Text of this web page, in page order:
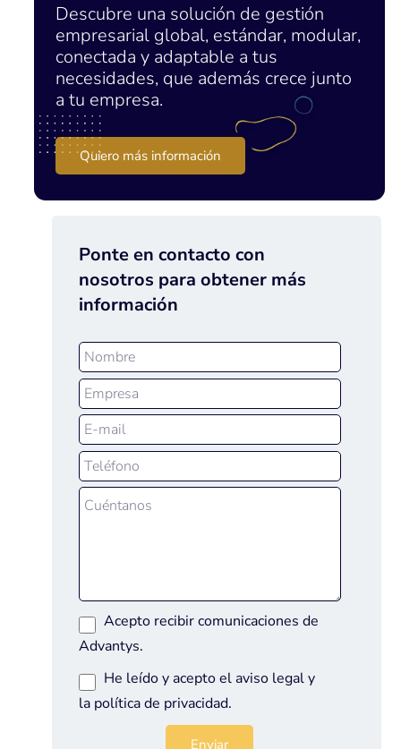
Descubre una solución de gestión
empresarial global, estándar, modular,
conectada y adaptable a tus
necesidades, que además crece junto
a tu empresa.
Quiero más información
Ponte en contacto con
nosotros para obtener más
información
Acepto recibir comunicaciones de
Advantys.
He leído y acepto el aviso legaly
la política de privacidad.